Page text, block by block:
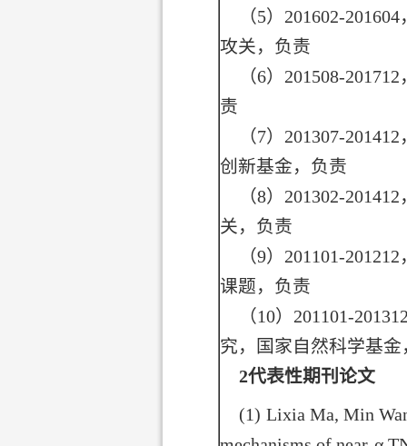
（5） 201602-201604
攻关，负责
（6） 201508-201712
责
（7） 201307-201412
创新基金，负责
（8） 201302-201412
关，负责
（9） 201101-201212
课题，负责
（10） 201101-
究，国家自然科学基金
2代表性期刊论文
(1) Lixia Ma, Min